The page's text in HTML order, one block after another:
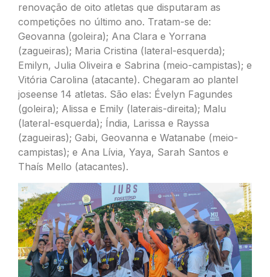
renovação de oito atletas que disputaram as
competições no último ano. Tratam-se de:
Geovanna (goleira); Ana Clara e Yorrana
(zagueiras); Maria Cristina (lateral-esquerda);
Emilyn, Julia Oliveira e Sabrina (meio-campistas); e
Vitória Carolina (atacante). Chegaram ao plantel
joseense 14 atletas. São elas: Évelyn Fagundes
(goleira); Alissa e Emily (laterais-direita); Malu
(lateral-esquerda); Índia, Larissa e Rayssa
(zagueiras); Gabi, Geovanna e Watanabe (meio-
campistas); e Ana Lívia, Yaya, Sarah Santos e
Thaís Mello (atacantes).